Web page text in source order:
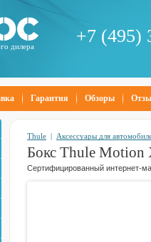
дилера
+7 (495)
Гарантия Обзоры
Thule | Аксессуары для
Бокс Thule Motion
Сертифицированный интернет-